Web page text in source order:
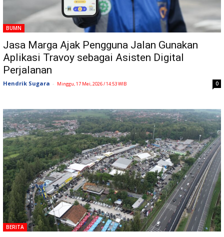
BUMN
Jasa Marga Ajak Pengguna Jalan Gunakan
Aplikasi Travoy sebagai Asisten Digital
Perjalanan
Hendrik Sugara - Minggu, 17 Mei, 2026 / 14:53 WIB 0
BERITA